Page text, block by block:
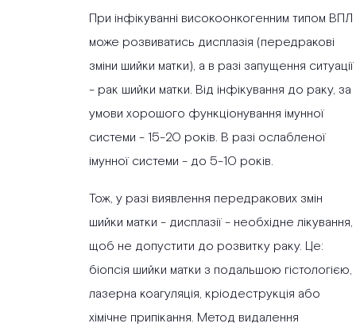
При інфікуванні високоонкогенним типом ВПЛ
може розвиватись дисплазія (передракові
зміни шийки матки), а в разі запущення ситуації
- рак шийки матки. Від інфікування до раку, за
умови хорошого функціонування імунної
системи - 15-20 років. В разі ослабленої
імунної системи - до 5-10 років.
Тож, у разі виявлення передракових змін
шийки матки - дисплазії - необхідне лікування,
щоб не допустити до розвитку раку. Це:
біопсія шийки матки з подальшою гістологією,
лазерна коагуляція, кріодеструкція або
хімічне припікання. Метод видалення